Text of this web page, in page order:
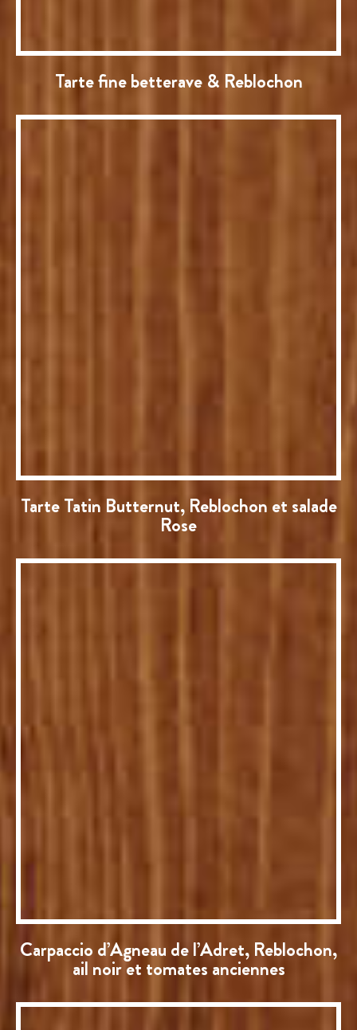
Tarte fine betterave & Reblochon
Tarte Tatin Butternut, Reblochon et salade
Rose
Carpaccio d’Agneau de l’Adret, Reblochon,
ail noir et tomates anciennes